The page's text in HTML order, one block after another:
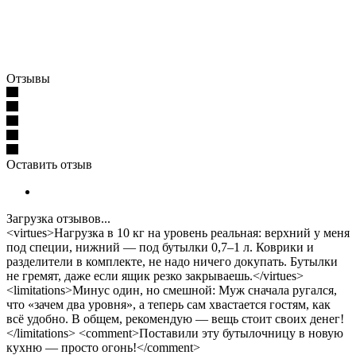
Отзывы
Оставить отзыв
Загрузка отзывов...
<virtues>Нагрузка в 10 кг на уровень реальная: верхний у меня
под специи, нижний — под бутылки 0,7–1 л. Коврики и
разделители в комплекте, не надо ничего докупать. Бутылки
не гремят, даже если ящик резко закрываешь.</virtues>
<limitations>Минус один, но смешной: Муж сначала ругался,
что «зачем два уровня», а теперь сам хвастается гостям, как
всё удобно. В общем, рекомендую — вещь стоит своих денег!
</limitations> <comment>Поставили эту бутылочницу в новую
кухню — просто огонь!</comment>